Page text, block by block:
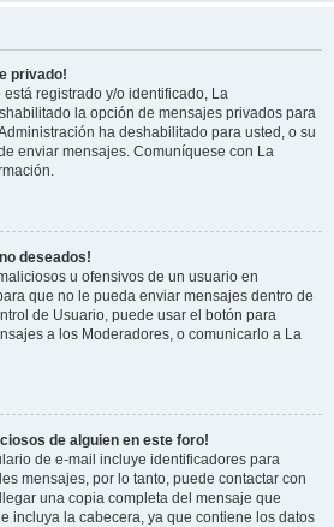
privado!
registrado y/o identificado, La
la opción de mensajes privados para
ha deshabilitado para usted, o su
enviar mensajes. Comuníquese con La
deseados!
u ofensivos de un usuario en
que no le pueda enviar mensajes dentro de
de Usuario, puede usar el botón para
a los Moderadores, o comunicarlo a La
de alguien en este foro!
de e-mail incluye identificadores para
mensajes, por lo tanto, puede contactar con
una copia completa del mensaje que
incluya la cabecera, ya que contiene los datos